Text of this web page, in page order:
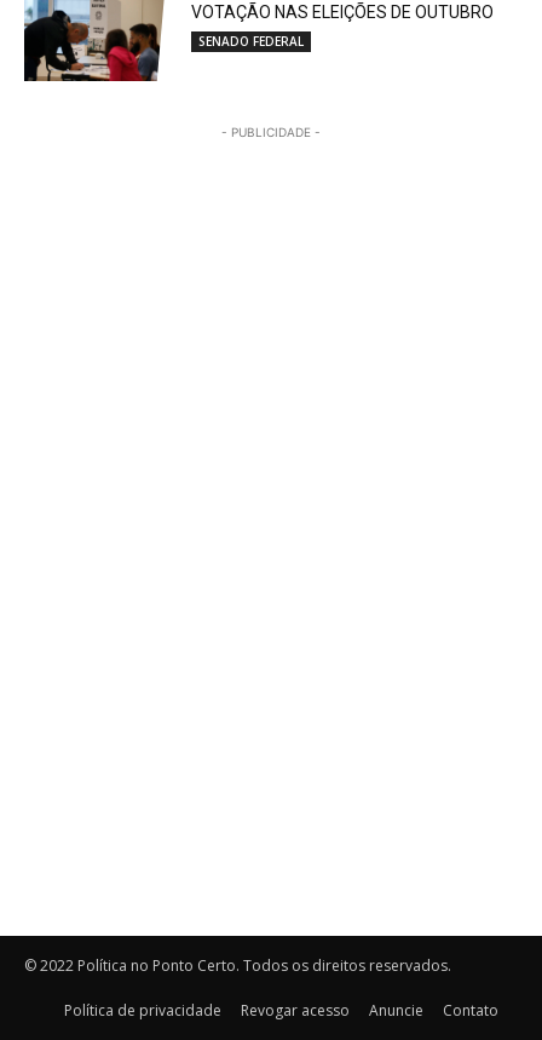
VOTAÇÃO NAS ELEIÇÕES DE OUTUBRO
SENADO FEDERAL
- PUBLICIDADE -
© 2022 Política no Ponto Certo. Todos os direitos reservados.
Política de privacidade Revogar acesso Anuncie Contato